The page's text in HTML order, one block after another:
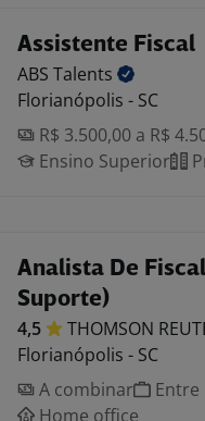
Assistente Fiscal
ABS Talents
Florianópolis - SC
R$ 3.500,00 a R$
Ensino Superior
Analista De
Suporte)
4,5 THOMSON
Florianópolis - SC
A combinar
Entre
Home office